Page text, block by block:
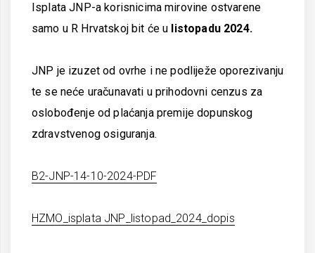
Isplata JNP-a korisnicima mirovine ostvarene
samo u R Hrvatskoj bit će u listopadu 2024.
JNP je izuzet od ovrhe i ne podliježe oporezivanju
te se neće uračunavati u prihodovni cenzus za
oslobođenje od plaćanja premije dopunskog
zdravstvenog osiguranja.
B2-JNP-14-10-2024-PDF
HZMO_isplata JNP_listopad_2024_dopis